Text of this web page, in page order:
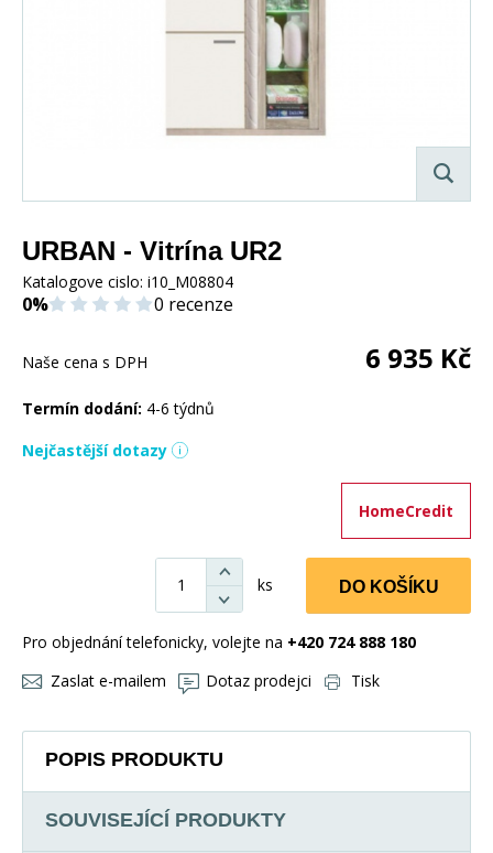
URBAN - Vitrína UR2
Katalogove cislo: i10_M08804
0% 0 recenze
Naše cena s DPH 6 935 Kč
Termín dodání: 4-6 týdnů
Nejčastější dotazy
HomeCredit
ks DO KOŠÍKU
Pro objednání telefonicky, volejte na +420 724 888 180
Zaslat e-mailem
Dotaz prodejci Tisk
POPIS PRODUKTU
SOUVISEJÍCÍ PRODUKTY